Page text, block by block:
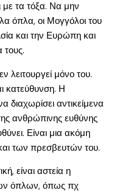
με τα τόξα. Να μην
όπλα, οι Μογγόλοι του
και την Ευρώπη και
μόνο του.
κατεύθυνση. Η
αντικείμενα
ανθρώπινης ευθύνης
Είναι μια ακόμη
των πρεσβευτών του.
είναι αστεία η
όπλων, όπως πχ